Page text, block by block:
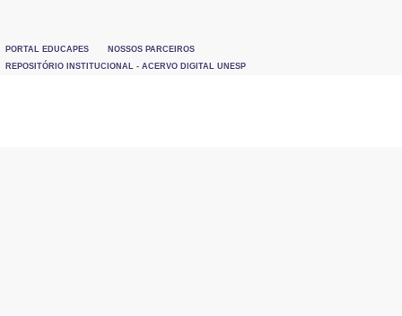
PORTAL EDUCAPES
NOSSOS PARCEIROS
REPOSITÓRIO INSTITUCIONAL - ACERVO DIGITAL UNESP